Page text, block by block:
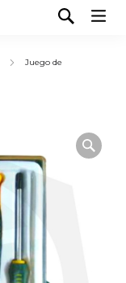
Juego de